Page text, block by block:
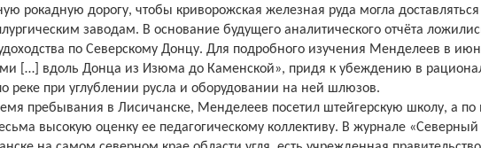
рокадную дорогу, чтобы криворожская железная руда могла
заводам. В основание будущего аналитического отчёта
по Северскому Донцу. Для подробного изучения Менделеев в
[…] вдоль Донца из Изюма до Каменской», придя к убеждению в
реке при углублении русла и оборудовании на ней шлюзов.
пребывания в Лисичанске, Менделеев посетил штейгерскую школу, а
высокую оценку ее педагогическому коллективу. В журнале «Северный